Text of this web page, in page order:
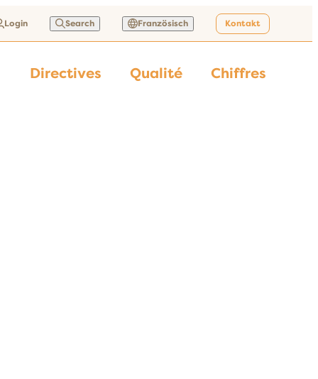
Login Search Französisch Kontakt
Directives Qualité Chiffres